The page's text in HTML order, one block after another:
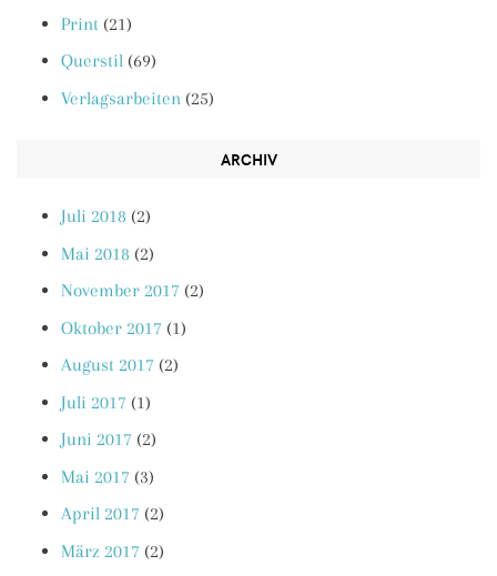
Print (21)
Querstil (69)
Verlagsarbeiten (25)
ARCHIV
Juli 2018 (2)
Mai 2018 (2)
November 2017 (2)
Oktober 2017 (1)
August 2017 (2)
Juli 2017 (1)
Juni 2017 (2)
Mai 2017 (3)
April 2017 (2)
März 2017 (2)